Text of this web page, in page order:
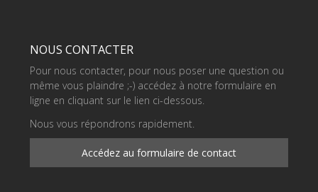
NOUS CONTACTER
Pour nous contacter, pour nous poser une question ou
même vous plaindre ;-) accédez à notre formulaire en
ligne en cliquant sur le lien ci-dessous.
Nous vous répondrons rapidement.
Accédez au formulaire de contact